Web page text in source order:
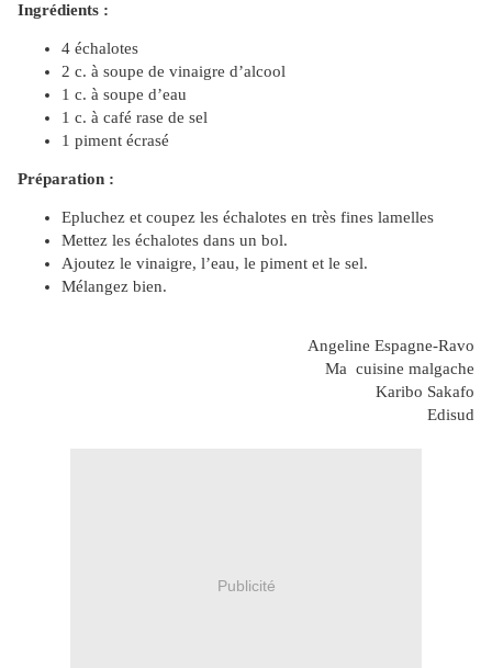
Ingrédients :
4 échalotes
2 c. à soupe de vinaigre d’alcool
1 c. à soupe d’eau
1 c. à café rase de sel
1 piment écrasé
Préparation :
Epluchez et coupez les échalotes en très fines lamelles
Mettez les échalotes dans un bol.
Ajoutez le vinaigre, l’eau, le piment et le sel.
Mélangez bien.
Angeline Espagne-Ravo
Ma cuisine malgache
Karibo Sakafo
Edisud
Publicité